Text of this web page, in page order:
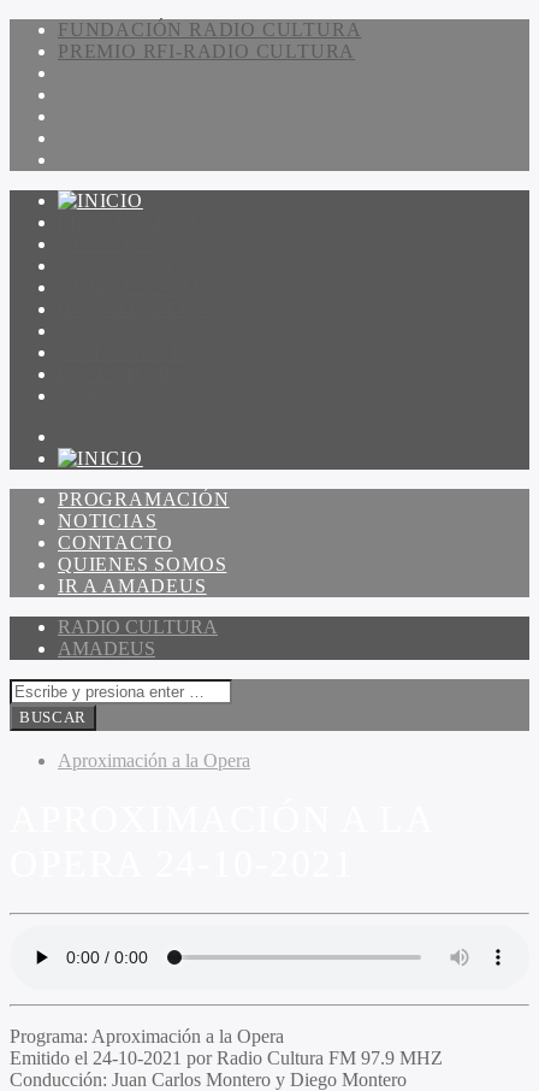
FUNDACIÓN RADIO CULTURA
PREMIO RFI-RADIO CULTURA
PROGRAMACIÓN
NOTICIAS
CONTACTO
QUIENES SOMOS
IR A AMADEUS
RADIO CULTURA
AMADEUS
Aproximación a la Opera
Programa: Aproximación a la Opera
Emitido el 24-10-2021 por Radio Cultura FM 97.9 MHZ
Conducción: Juan Carlos Montero y Diego Montero